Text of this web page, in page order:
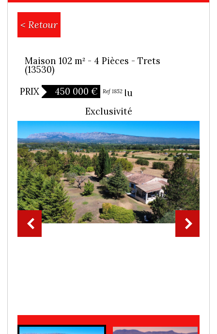
< Retour
Maison 102 m² - 4 Pièces - Trets
(13530)
PRIX
450 000 € Ref 1852
Bien vendu
Exclusivité